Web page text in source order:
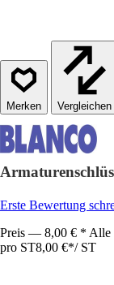
Vergleichen
Erste Bewertung
Preis — 8,00 € * Alle
pro ST8,00 €*/ ST